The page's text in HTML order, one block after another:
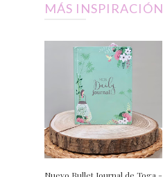
MÁS INSPIRACIÓN
Nuevo Bullet Journal de Toga -